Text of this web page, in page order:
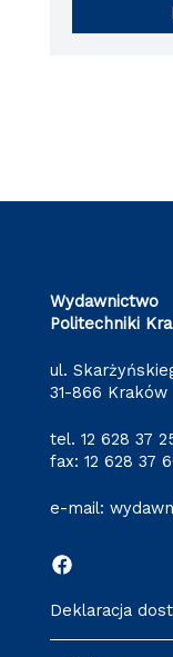
Wydawnictwo
Politechniki
ul.
31-866 Kraków
tel. 12 628 37
fax: 12 628 37
e-mail:
Deklaracja